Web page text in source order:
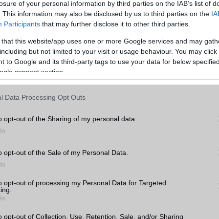
of your personal information by third parties on the IAB’s list of
This information may also be disclosed by us to third parties on the
Participants that may further disclose it to other third parties.
that this website/app uses one or more Google services and may
but not limited to your visit or usage behaviour. You may
to Google and its third-party tags to use your data for below
consent section.
Data Processing Opt Outs
opt-out of the Sharing of my personal data.
opt-out of the Sale of my Personal Data.
opt-out of processing my Personal Data for Targeted
opt-out of Collection, Use, Retention, Sale, and/or Sharing
előtt érdemes átgondolni, hogy mire is használnánk a készüléket. Ha
akkor például fontos lehet a nagy kijelző és a hosszú akkumulátor-
érdekel, hogy a legújabb és legjobb kamerával rendelkező készüléket szeretnéd,
amikor két mobiltelefont hasonlítunk össze, az ár. A mobiltelefonok széles
fontos, hogy az árakat összehasonlítsuk, és kiválasszuk a legjobb értéket
figyelembe kell vennünk a készülék belső hardverét, amely befolyásolja a
az egyik legfontosabb tényező, amikor egy mobiltelefont választunk. Az
azok számára, akik sokat utaznak, vagy sok időt töltenek el útközben. Az
és az energiatakarékos funkcióknak köszönhetően egyes készülékek
nagyon fontos tényező. A készülékek operációs rendszere befolyásolja a
iOS rendszerrel rendelkező készülékek szigorúbb biztonsági szabályokkal